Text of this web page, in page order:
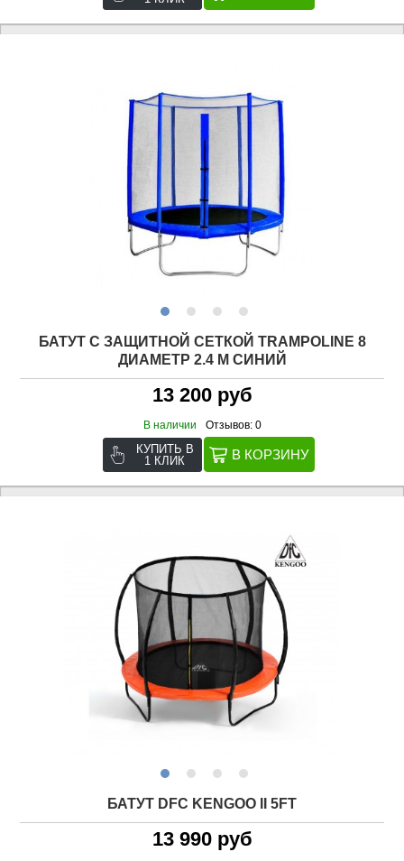
БАТУТ С ЗАЩИТНОЙ СЕТКОЙ TRAMPOLINE 8
ДИАМЕТР 2.4 М СИНИЙ
13 200 руб
В наличии Отзывов: 0
КУПИТЬ В
1 КЛИК
БАТУТ DFC KENGOO II 5FT
13 990 руб